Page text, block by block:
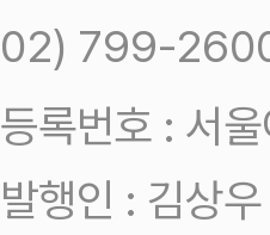
02) 799-
등록번호 : 서
발행인 : 김상